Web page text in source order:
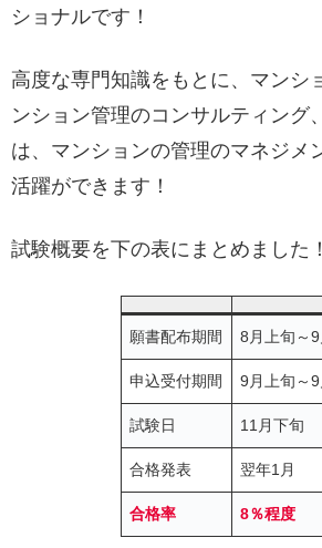
ショナルです！
高度な専門知識をもとに、マンシ
ンション管理のコンサルティング
は、マンションの管理のマネジメ
活躍ができます！
試験概要を下の表にまとめました！
願書配布期間 8月上旬～
申込受付期間 9月上旬～
試験日 11月下旬
合格発表 翌年1月
合格率 8％程度